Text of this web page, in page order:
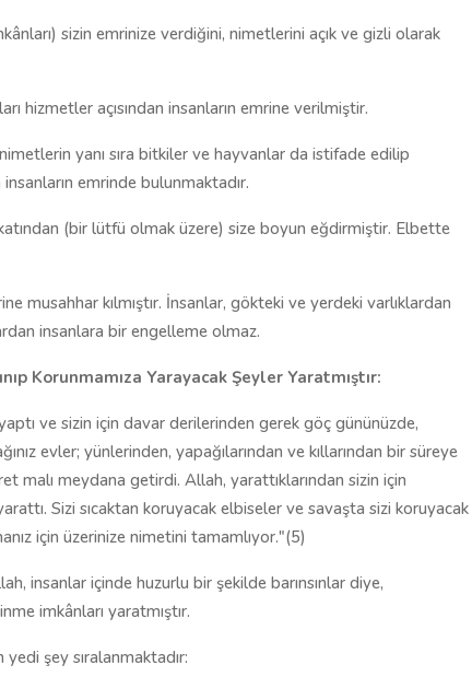
sizin emrinize verdiğini, nimetlerini açık ve gizli olarak
hizmetler açısından insanların emrine verilmiştir.
yanı sıra bitkiler ve hayvanlar da istifade edilip
emrinde bulunmaktadır.
(bir lütfü olmak üzere) size boyun eğdirmiştir. Elbette
musahhar kılmıştır. İnsanlar, gökteki ve yerdeki varlıklardan
insanlara bir engelleme olmaz.
Korunmamıza Yarayacak Şeyler Yaratmıştır:
ve sizin için davar derilerinden gerek göç gününüzde,
evler; yünlerinden, yapağılarından ve kıllarından bir süreye
malı meydana getirdi. Allah, yarattıklarından sizin için
Sizi sıcaktan koruyacak elbiseler ve savaşta sizi koruyacak
için üzerinize nimetini tamamlıyor."(5)
insanlar içinde huzurlu bir şekilde barınsınlar diye,
imkânları yaratmıştır.
şey sıralanmaktadır: